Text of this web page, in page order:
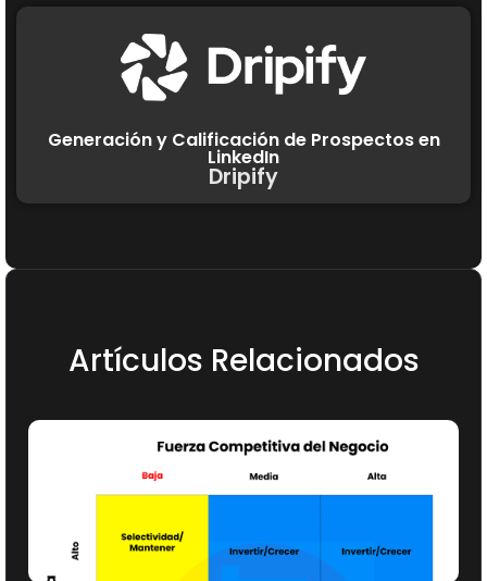
Generación y Calificación de Prospectos en
LinkedIn
Dripify
Artículos Relacionados